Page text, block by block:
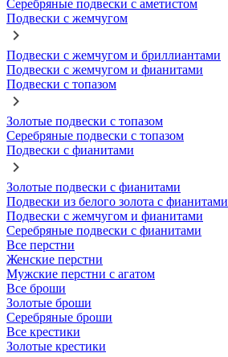
Серебряные подвески с аметистом
Подвески с жемчугом
Подвески с жемчугом и бриллиантами
Подвески с жемчугом и фианитами
Подвески с топазом
Золотые подвески с топазом
Серебряные подвески с топазом
Подвески с фианитами
Золотые подвески с фианитами
Подвески из белого золота с фианитами
Подвески с жемчугом и фианитами
Серебряные подвески с фианитами
Все перстни
Женские перстни
Мужские перстни с агатом
Все броши
Золотые броши
Серебряные броши
Все крестики
Золотые крестики